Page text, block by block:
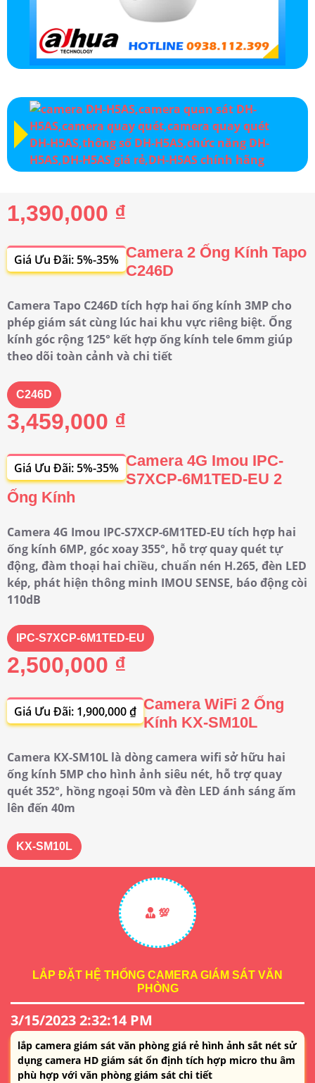
1,390,000 ₫
Giá Ưu Đãi: 5%-35% Camera 2 Ống Kính Tapo
C246D
Camera Tapo C246D tích hợp hai ống kính 3MP cho
phép giám sát cùng lúc hai khu vực riêng biệt. Ống
kính góc rộng 125° kết hợp ống kính tele 6mm giúp
theo dõi toàn cảnh và chi tiết
C246D
3,459,000 ₫
Giá Ưu Đãi: 5%-35% Camera 4G Imou IPC-
S7XCP-6M1TED-EU 2
Ống Kính
Camera 4G Imou IPC-S7XCP-6M1TED-EU tích hợp hai
ống kính 6MP, góc xoay 355°, hỗ trợ quay quét tự
động, đàm thoại hai chiều, chuẩn nén H.265, đèn LED
kép, phát hiện thông minh IMOU SENSE, báo động còi
110dB
IPC-S7XCP-6M1TED-EU
2,500,000 ₫
Giá Ưu Đãi: 1,900,000 ₫ Camera WiFi 2 Ống
Kính KX-SM10L
Camera KX-SM10L là dòng camera wifi sở hữu hai
ống kính 5MP cho hình ảnh siêu nét, hỗ trợ quay
quét 352°, hồng ngoại 50m và đèn LED ánh sáng ấm
lên đến 40m
KX-SM10L
💯
LẮP ĐẶT HỆ THỐNG CAMERA GIÁM SÁT VĂN
PHÒNG
3/15/2023 2:32:14 PM
lắp camera giám sát văn phòng giá rẻ hình ảnh sắt nét sử
dụng camera HD giám sát ổn định tích hợp micro thu âm
phù hợp với văn phòng giám sát chi tiết